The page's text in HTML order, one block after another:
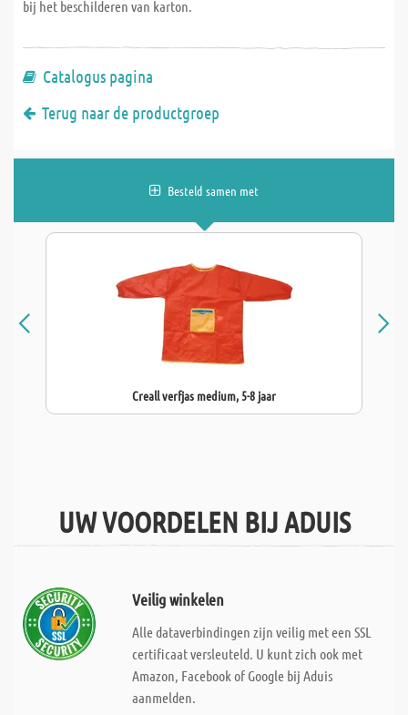
bij het beschilderen van karton.
Catalogus pagina
Terug naar de productgroep
Besteld samen met
Creall verfjas medium, 5-8 jaar
UW VOORDELEN BIJ ADUIS
Veilig winkelen
Alle dataverbindingen zijn veilig met een SSL
certificaat versleuteld. U kunt zich ook met
Amazon, Facebook of Google bij Aduis
aanmelden.